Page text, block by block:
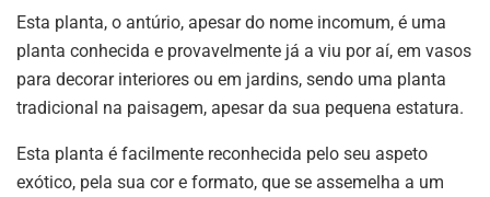
Esta planta, o antúrio, apesar do nome incomum, é uma
planta conhecida e provavelmente já a viu por aí, em vasos
para decorar interiores ou em jardins, sendo uma planta
tradicional na paisagem, apesar da sua pequena estatura.
Esta planta é facilmente reconhecida pelo seu aspeto
exótico, pela sua cor e formato, que se assemelha a um